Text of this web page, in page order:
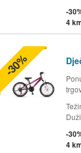
-
4
-
4
-30%